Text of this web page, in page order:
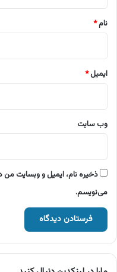
نام*
ایمیل*
وب‌ سایت
ذخیره نام، ایمیل و وبسایت من
می‌نویسم.